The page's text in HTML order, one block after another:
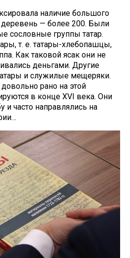
наличие большого
деревень — более 200. Были
сословные группы татар.
т. е. татары-хлебопашцы,
Как таковой ясак они не
деньгами. Другие
и служилые мещеряки.
рано на этой
в конце XVI века. Они
и часто направлялись на